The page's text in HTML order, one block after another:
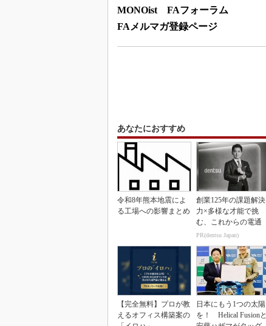
MONOist FAフォーラム
FAメルマガ登録ページ
あなたにおすすめ
令和8年熊本地震によ
る工場への影響まとめ
創業125年の課題解決
力×多様な才能で挑
む、これからの電通
PR(dentsu Japan)
【完全無料】プロが教
えるオフィス構築案の
日本にもう1つの太陽
を！ Helical Fusionと